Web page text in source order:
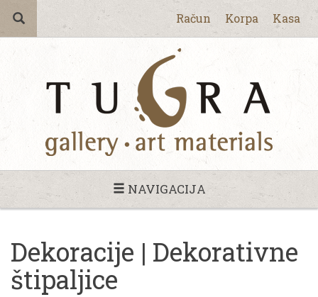
Račun Korpa Kasa
NAVIGACIJA
Dekoracije | Dekorativne
štipaljice